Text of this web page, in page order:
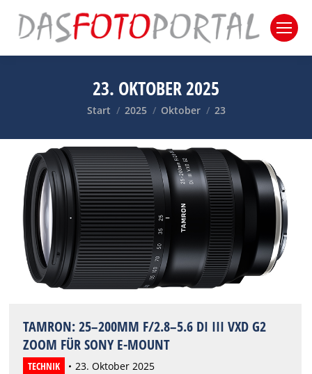
23. OKTOBER 2025
Sie befinden sich hier:
Start 2025 Oktober 23
TAMRON: 25–200MM F/2.8–5.6 DI III VXD G2
ZOOM FÜR SONY E-MOUNT
TECHNIK 23. Oktober 2025